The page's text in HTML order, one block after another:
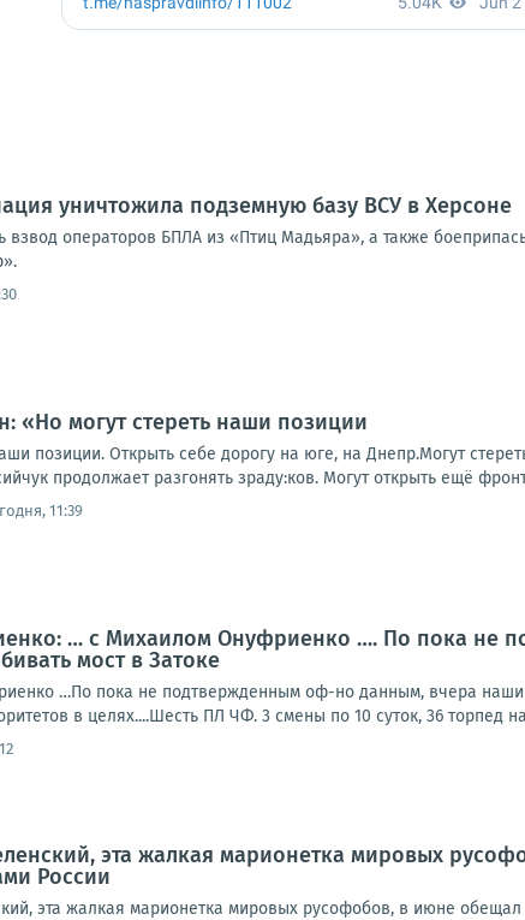
уничтожила подземную базу ВСУ в Херсоне
взвод операторов БПЛА из «Птиц Мадьяра», а также
«Но могут стереть наши позиции
позиции. Открыть себе дорогу на юге, на Днепр.Могут
продолжает разгонять зраду:ков. Могут открыть ещё
11:39
… с Михаилом Онуфриенко …. По пока не
мост в Затоке
…По пока не подтвержденным оф-но данным, вчера наши
в целях....Шесть ПЛ ЧФ. 3 смены по 10 суток, 36 торпед
эта жалкая марионетка мировых
России
эта жалкая марионетка мировых русофобов, в июне